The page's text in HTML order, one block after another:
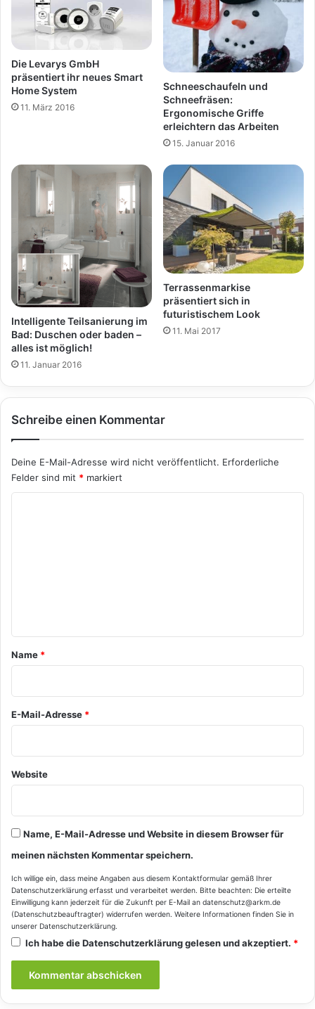
Die Levarys GmbH
präsentiert ihr neues Smart
Home System
11. März 2016
Schneeschaufeln und
Schneefräsen:
Ergonomische Griffe
erleichtern das Arbeiten
15. Januar 2016
Intelligente Teilsanierung im
Bad: Duschen oder baden –
alles ist möglich!
11. Januar 2016
Terrassenmarkise
präsentiert sich in
futuristischem Look
11. Mai 2017
Schreibe einen Kommentar
Deine E-Mail-Adresse wird nicht veröffentlicht. Erforderliche
Felder sind mit * markiert
a
*
Name *
E-Mail-Adresse *
Website
Name, E-Mail-Adresse und Website in diesem Browser für
meinen nächsten Kommentar speichern.
Ich willige ein, dass meine Angaben aus diesem Kontaktformular gemäß Ihrer
Datenschutzerklärung erfasst und verarbeitet werden. Bitte beachten: Die erteilte
Einwilligung kann jederzeit für die Zukunft per E-Mail an datenschutz@arkm.de
(Datenschutzbeauftragter) widerrufen werden. Weitere Informationen finden Sie in
unserer Datenschutzerklärung.
Ich habe dieDatenschutzerklärunggelesen und akzeptiert. *